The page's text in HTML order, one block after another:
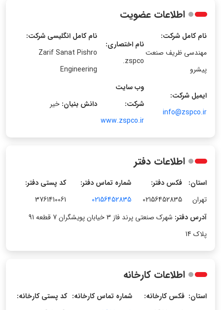
اطلاعات عضویت
نام کامل شرکت:
مهندسی ظریف صنعت
پیشرو
نام اختصاری:
zspco.
نام کامل انگلیسی شرکت:
Zarif Sanat Pishro
Engineering
ایمیل شرکت:
info@zspco.ir
وب سایت
شرکت:
www.zspco.ir
دانش بنیان: خیر
اطلاعات دفتر
استان:
تهران
فکس دفتر:
02156452835
شماره تماس دفتر:
02156452835
کد پستی دفتر:
3761410061
آدرس دفتر:
شهرک صنعتی پرند فاز 3 خیابان پویشگران 7 قطعه 91
پلاک 14
اطلاعات کارخانه
استان: فکس کارخانه:
شماره تماس کارخانه: کد پستی کارخانه: